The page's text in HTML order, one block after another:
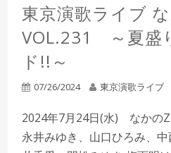
東京演歌ライブ
VOL.231 ～夏盛
ド!!～
07/26/2024 東京演歌ライブ
2024年7月24日(水) なかの
永井みゆき、山口ひろみ、